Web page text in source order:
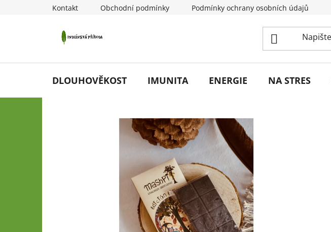
Kontakt Obchodní podmínky Podmínky ochrany osobních údajů
DLOUHOVĚKOST IMUNITA ENERGIE NA STRES